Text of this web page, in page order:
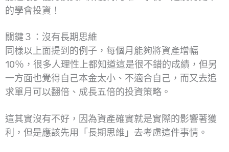
的學會投資！
關鍵３：沒有長期思維
同樣以上面提到的例子，每個月能夠將資產增幅
10％，很多人理性上都知道這是很不錯的成績，但另
一方面也覺得自己本金太小、不適合自己，而又去追
求單月可以翻倍、成長五倍的投資策略。
這其實沒有不好，因為資產確實就是實際的影響著獲
利，但是應該先用「長期思維」去考慮這件事情。